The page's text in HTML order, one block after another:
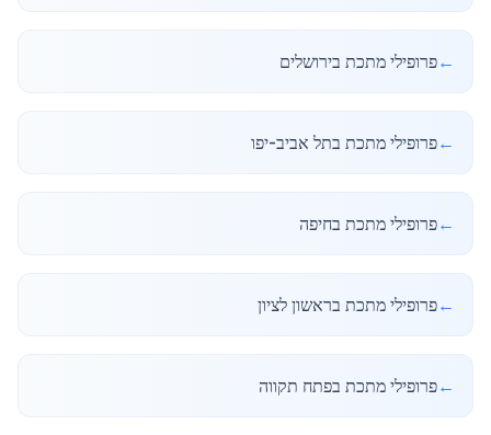
←פרופילי מתכת בירושלים
←פרופילי מתכת בתל אביב-יפו
←פרופילי מתכת בחיפה
←פרופילי מתכת בראשון לציון
←פרופילי מתכת בפתח תקווה